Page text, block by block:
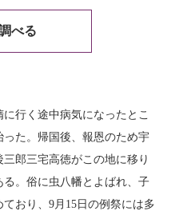
べる
行く途中病気になったとこ
た。帰国後、報恩のため宇
郎三宅高徳がこの地に移り
。俗に虫八幡とよばれ、子
おり、9月15日の例祭には多